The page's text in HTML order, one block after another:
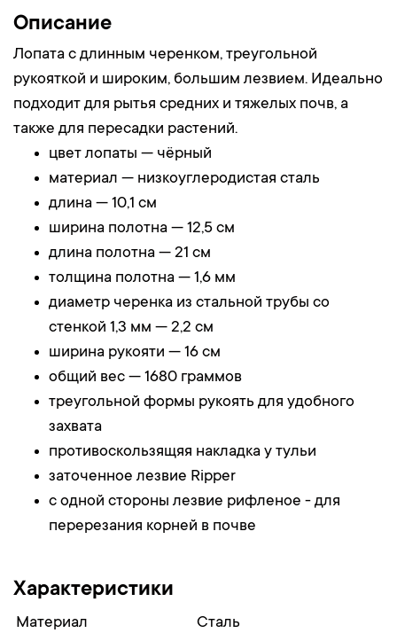
Описание
Лопата с длинным черенком, треугольной
рукояткой и широким, большим лезвием. Идеально
подходит для рытья средних и тяжелых почв, а
также для пересадки растений.
цвет лопаты — чёрный
материал — низкоуглеродистая сталь
длина — 10,1 см
ширина полотна — 12,5 см
длина полотна — 21 см
толщина полотна — 1,6 мм
диаметр черенка из стальной трубы со
стенкой 1,3 мм — 2,2 см
ширина рукояти — 16 см
общий вес — 1680 граммов
треугольной формы рукоять для удобного
захвата
противоскользящяя накладка у тульи
заточенное лезвие Ripper
с одной стороны лезвие рифленое - для
перерезания корней в почве
Характеристики
Материал
Сталь